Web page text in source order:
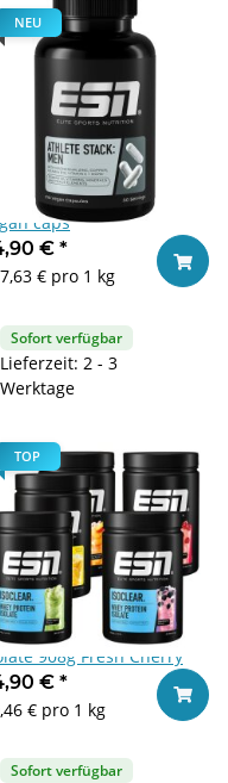
NEU
Athlete Stack: Men 210
caps
€ *
€ pro 1 kg
Sofort verfügbar
Lieferzeit: 2 - 3
Werktage
In
TOP
Iso Clear Whey Protein
908g Fresh Cherry
€ *
€ pro 1 kg
Sofort verfügbar
In